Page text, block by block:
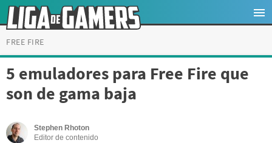
FREE FIRE
5 emuladores para Free Fire que
son de gama baja
Stephen Rhoton
Editor de contenido